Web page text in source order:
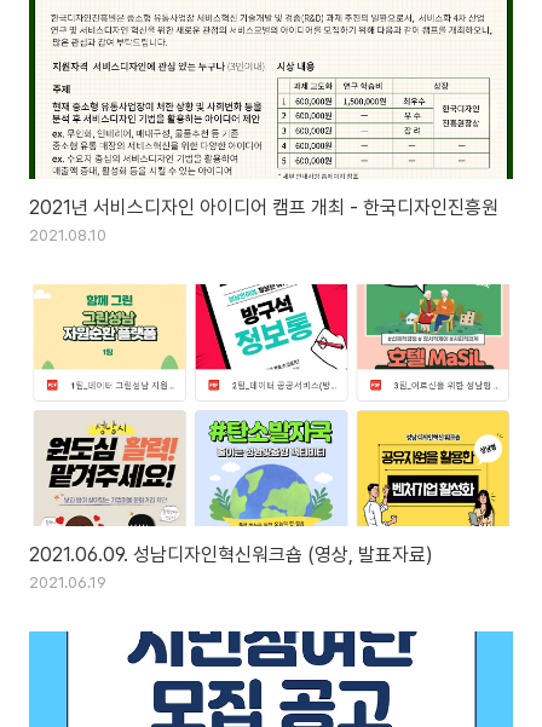
2021년 서비스디자인 아이디어 캠프 개최 - 한국디자인진흥원
2021.08.10
2021.06.09. 성남디자인혁신워크숍 (영상, 발표자료)
2021.06.19